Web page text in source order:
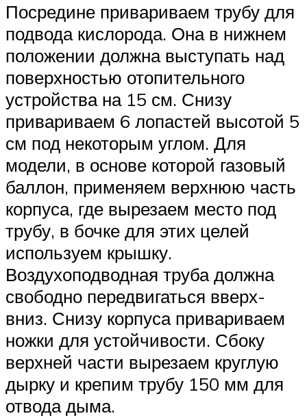
Посредине привариваем трубу для
подвода кислорода. Она в нижнем
положении должна выступать над
поверхностью отопительного
устройства на 15 см. Снизу
привариваем 6 лопастей высотой 5
см под некоторым углом. Для
модели, в основе которой газовый
баллон, применяем верхнюю часть
корпуса, где вырезаем место под
трубу, в бочке для этих целей
используем крышку.
Воздухоподводная труба должна
свободно передвигаться вверх-
вниз. Снизу корпуса привариваем
ножки для устойчивости. Сбоку
верхней части вырезаем круглую
дырку и крепим трубу 150 мм для
отвода дыма.